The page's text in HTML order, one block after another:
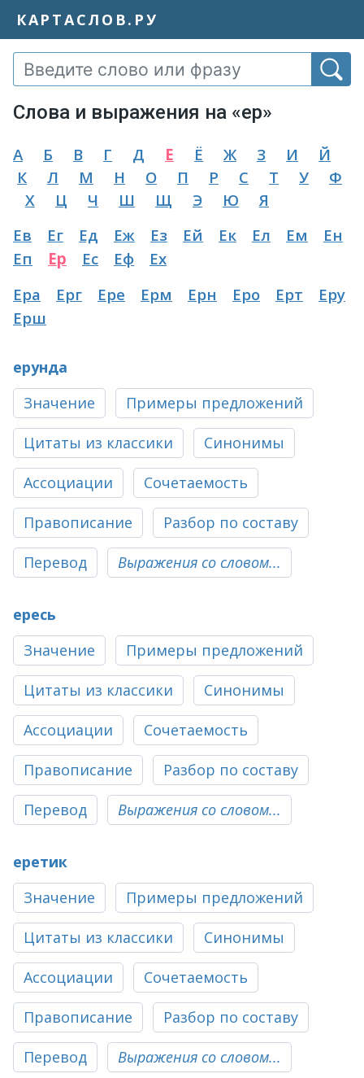
КАРТАСЛОВ.РУ
Слова и выражения на «ер»
А Б В Г Д Е Ё Ж З И
Й
К
Л М Н О П Р С Т У
Ф
Х
Ц Ч Ш Щ Э Ю
Я
Ев
Ег Ед Еж Ез Ей Ек Ел Ем
Ен
Еп
Ер Ес Еф
Ех
Ера
Ерг Ере Ерм Ерн Еро Ерт
Еру
Ерш
ерунда
Значение
Примеры предложений
Цитаты из классики Синонимы
Ассоциации Сочетаемость
Правописание Разбор по составу
Перевод Выражения со словом...
ересь
Значение
Примеры предложений
Цитаты из классики Синонимы
Ассоциации Сочетаемость
Правописание Разбор по составу
Перевод Выражения со словом...
еретик
Значение
Примеры предложений
Цитаты из классики Синонимы
Ассоциации Сочетаемость
Правописание Разбор по составу
Перевод Выражения со словом...